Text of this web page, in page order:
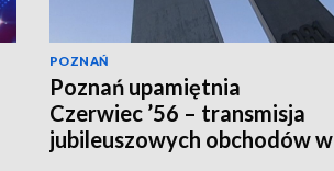
POZNAŃ
Poznań upamiętnia
Czerwiec ’56 – transmisja
jubileuszowych obchodów w